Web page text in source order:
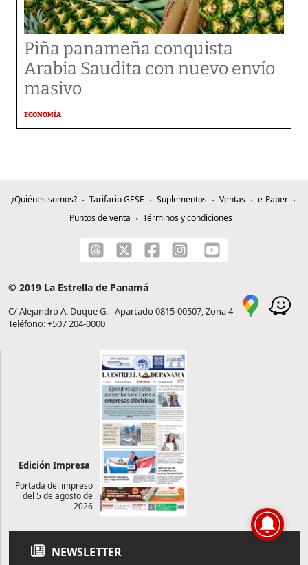
Piña panameña conquista
Arabia Saudita con nuevo envío
masivo
ECONOMÍA
¿Quiénes somos? Tarifario GESE Suplementos Ventas
e-Paper
Puntos de venta
Términos y condiciones
© 2019 La Estrella de Panamá
C/ Alejandro A. Duque G. - Apartado 0815-00507, Zona 4
Teléfono: +507 204-0000
Edición Impresa
Portada del impreso
del 5 de agosto de
2026
NEWSLETTER